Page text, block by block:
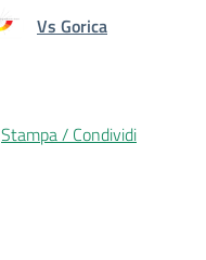
Vs Gorica
Stampa / Condividi